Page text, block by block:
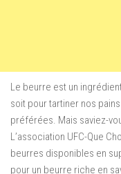
Le beurre est un
soit pour tartiner nos
préférées. Mais saviez-
L’association UFC-Que
beurres disponibles en
pour un beurre riche en